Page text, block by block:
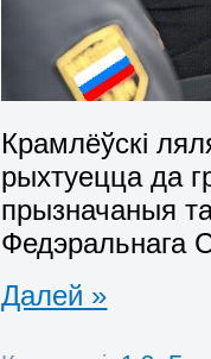
Крамлёўскі
рыхтуецца да
прызначаныя
Федэральнага
Далей »